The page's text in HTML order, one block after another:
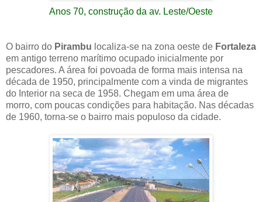
Anos 70, construção da av. Leste/Oeste
O bairro do Pirambu localiza-se na zona oeste de Fortaleza
em antigo terreno marítimo ocupado inicialmente por
pescadores. A área foi povoada de forma mais intensa na
década de 1950, principalmente com a vinda de migrantes
do Interior na seca de 1958. Chegam em uma área de
morro, com poucas condições para habitação. Nas décadas
de 1960, torna-se o bairro mais populoso da cidade.